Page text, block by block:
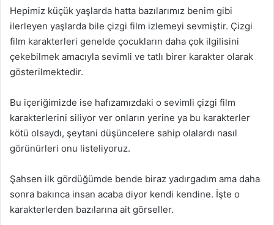
r
m
e
k
Hepimiz küçük yaşlarda hatta bazılarımız benim gibi
ilerleyen yaşlarda bile çizgi film izlemeyi sevmiştir. Çizgi
film karakterleri genelde çocukların daha çok ilgilisini
çekebilmek amacıyla sevimli ve tatlı birer karakter olarak
gösterilmektedir.
Bu içeriğimizde ise hafızamızdaki o sevimli çizgi film
karakterlerini siliyor ver onların yerine ya bu karakterler
kötü olsaydı, şeytani düşüncelere sahip olalardı nasıl
görünürleri onu listeliyoruz.
Şahsen ilk gördüğümde bende biraz yadırgadım ama daha
sonra bakınca insan acaba diyor kendi kendine. İşte o
karakterlerden bazılarına ait görseller.